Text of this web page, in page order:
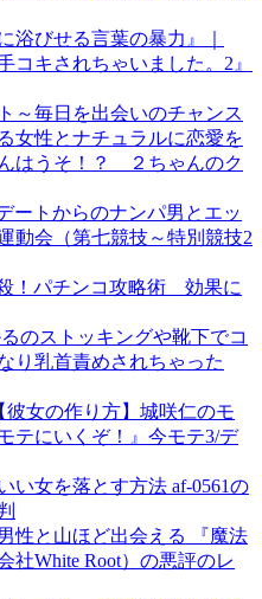
浴びせる言葉の暴力』｜
コキされちゃいました。2』
～毎日を出会いのチャンス
女性とナチュラルに恋愛を
はうそ！？ ２ちゃんのク
ートからのナンパ男とエッ
動会（第七競技～特別競技2
！パチンコ攻略術 効果に
のストッキングや靴下でコ
り乳首責めされちゃった
彼女の作り方】城咲仁のモ
テにいくぞ！』今モテ3/デ
い女を落とす方法 af-0561の
性と山ほど出会える 『魔法
社White Root）の悪評のレ